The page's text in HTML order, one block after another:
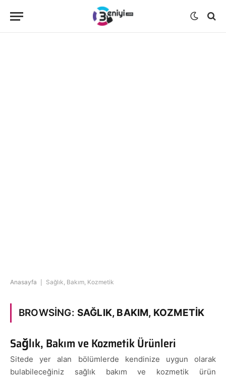
Anasayfa Sağlık, Bakım, Kozmetik
BROWSING: SAĞLIK, BAKIM, KOZMETIK
Sağlık, Bakım ve Kozmetik Ürünleri
Sitede yer alan bölümlerde kendinize uygun olarak
bulabileceğiniz sağlık bakım ve kozmetik ürün